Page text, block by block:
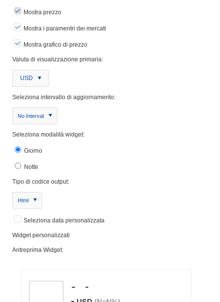
Mostra prezzo
Mostra i paramentri dei mercati
Mostra grafico di prezzo
Valuta di visualizzazione primaria:
USD
Seleziona intervallo di aggiornamento:
No Interval
Seleziona modalità widget:
Giorno
Notte
Tipo di codice output:
Html
Seleziona data personalizzata
Widget personalizzati
Antreprima Widget: